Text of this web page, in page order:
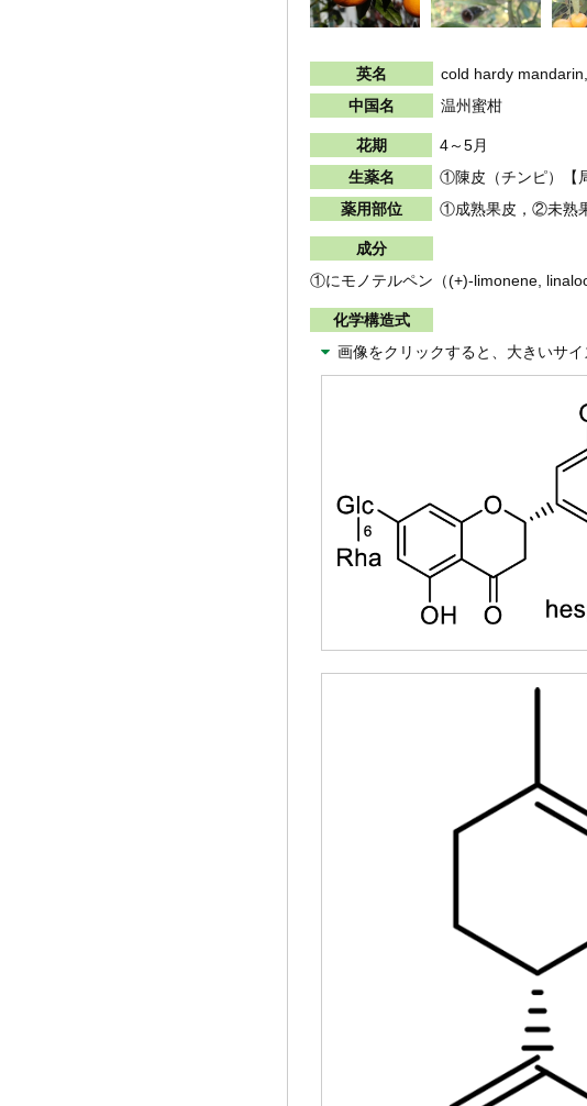
英名
cold hardy
中国名
温州蜜柑
花期
4～5月
生薬名
①陳皮（チンピ）【
薬用部位
①成熟果皮，②未熟
成分
①にモノテルペン（(+)-limonene,
化学構造式
画像をクリックすると、大きいサイ